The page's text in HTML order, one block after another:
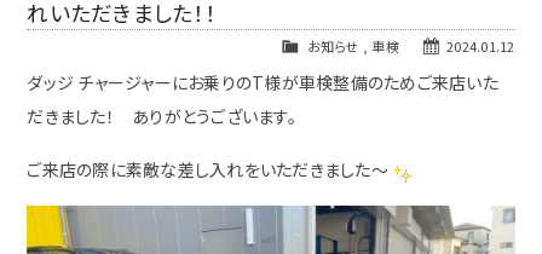
れいただきました！！
2024.01.12
お知らせ ,車検
ダッジ チャージャーにお乗りのT様が車検整備のためご来店いた
だきました！ ありがとうございます。
ご来店の際に素敵な差し入れをいただきました～